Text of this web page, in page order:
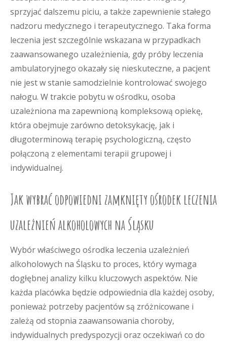
sprzyjać dalszemu piciu, a także zapewnienie stałego
nadzoru medycznego i terapeutycznego. Taka forma
leczenia jest szczególnie wskazana w przypadkach
zaawansowanego uzależnienia, gdy próby leczenia
ambulatoryjnego okazały się nieskuteczne, a pacjent
nie jest w stanie samodzielnie kontrolować swojego
nałogu. W trakcie pobytu w ośrodku, osoba
uzależniona ma zapewnioną kompleksową opiekę,
która obejmuje zarówno detoksykację, jak i
długoterminową terapię psychologiczną, często
połączoną z elementami terapii grupowej i
indywidualnej.
Jak wybrać odpowiedni zamknięty ośrodek leczenia
uzależnień alkoholowych na Śląsku
Wybór właściwego ośrodka leczenia uzależnień
alkoholowych na Śląsku to proces, który wymaga
dogłębnej analizy kilku kluczowych aspektów. Nie
każda placówka będzie odpowiednia dla każdej osoby,
ponieważ potrzeby pacjentów są zróżnicowane i
zależą od stopnia zaawansowania choroby,
indywidualnych predyspozycji oraz oczekiwań co do